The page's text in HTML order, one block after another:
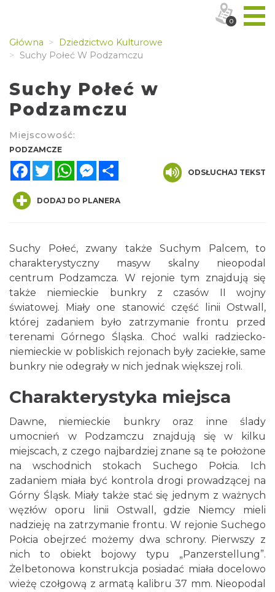
Główna
Dziedzictwo Kulturowe
Suchy Połeć W Podzamczu
Suchy Połeć w
Podzamczu
Miejscowość:
PODZAMCZE
FacebookTwitterWhatsAppMessenger
ODSŁUCHAJ TEKST
DODAJ DO PLANERA
Suchy Połeć, zwany także Suchym Palcem, to
charakterystyczny masyw skalny nieopodal
centrum Podzamcza. W rejonie tym znajdują się
także niemieckie bunkry z czasów II wojny
światowej. Miały one stanowić część linii Ostwall,
której zadaniem było zatrzymanie frontu przed
terenami Górnego Śląska. Choć walki radziecko-
niemieckie w pobliskich rejonach były zaciekłe, same
bunkry nie odegrały w nich jednak większej roli.
Charakterystyka miejsca
Dawne, niemieckie bunkry oraz inne ślady
umocnień w Podzamczu znajdują się w kilku
miejscach, z czego najbardziej znane są te położone
na wschodnich stokach Suchego Połcia. Ich
zadaniem miała być kontrola drogi prowadzącej na
Górny Śląsk. Miały także stać się jednym z ważnych
węzłów oporu linii Ostwall, gdzie Niemcy mieli
nadzieję na zatrzymanie frontu. W rejonie Suchego
Połcia obejrzeć możemy dwa schrony. Pierwszy z
nich to obiekt bojowy typu „Panzerstellung”.
Żelbetonowa konstrukcja posiadać miała docelowo
wieżę czołgową z armatą kalibru 37 mm. Nieopodal
0